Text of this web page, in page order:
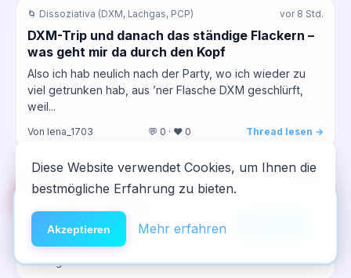
🌀 Dissoziativa (DXM, Lachgas, PCP) vor 8 Std.
DXM-Trip und danach das ständige Flackern –
was geht mir da durch den Kopf
Also ich hab neulich nach der Party, wo ich wieder zu
viel getrunken hab, aus ’ner Flasche DXM geschlürft,
weil...
Von lena_1703 💬 0 · ❤️ 0 Thread lesen →
Ritalin zum Durchhalten – hilft's wirklich
Hey Leute, ich bin jetzt seit 2 Monate clean von Social
Media und Gaming und versuch mich im Azubi‑Alltag zu...
Von tageslicht 💬 0 · ❤️ 0 Thread lesen →
🆘Hilfe
NeelixberliN auf dem Homescreen —
wie eine echte App.
Diese Website verwendet Cookies, um Ihnen die
bestmögliche Erfahrung zu bieten.
Akzeptieren Mehr erfahren